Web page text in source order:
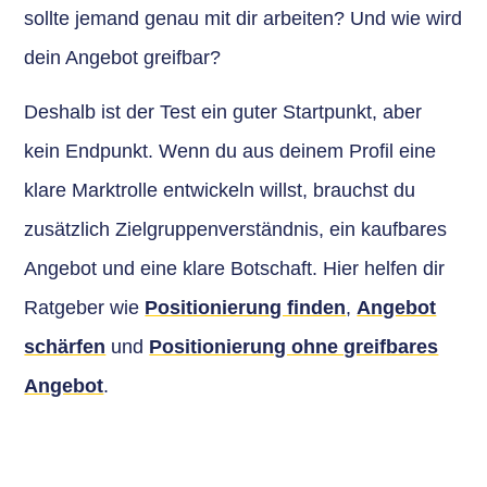
sollte jemand genau mit dir arbeiten? Und wie wird
dein Angebot greifbar?
Deshalb ist der Test ein guter Startpunkt, aber
kein Endpunkt. Wenn du aus deinem Profil eine
klare Marktrolle entwickeln willst, brauchst du
zusätzlich Zielgruppenverständnis, ein kaufbares
Angebot und eine klare Botschaft. Hier helfen dir
Ratgeber wie Positionierung finden,Angebot
schärfen und Positionierung ohne greifbares
Angebot.